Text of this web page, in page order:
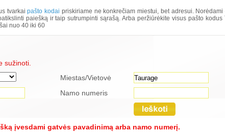
tvarkaipašto kodai priskiriame ne konkrečiam miestui, bet adresui. Norėdami
paiešką ir taip sutrumpinti sąrašą. Arba peržiūrėkite visus pašto kodus
nuo 40 iki 60
sužinoti.
Miestas/Vietovė
Namo numeris
įvesdami gatvės pavadinimą arba namo numerį.